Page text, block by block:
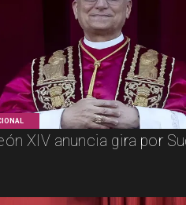
XIV anuncia gira por